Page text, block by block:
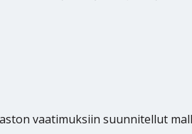
vaatimuksiin suunnitellut